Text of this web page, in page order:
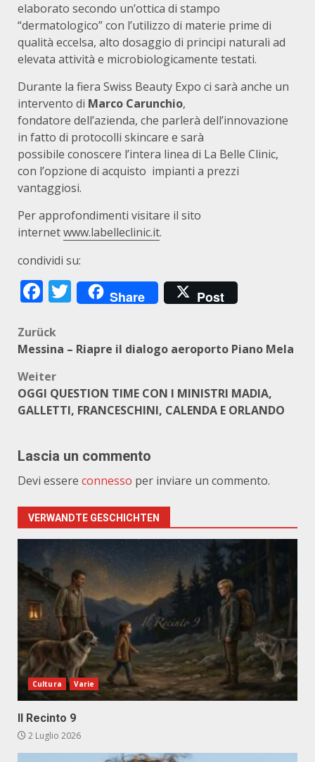
elaborato secondo un’ottica di stampo
“dermatologico” con l’utilizzo di materie prime di
qualità eccelsa, alto dosaggio di principi naturali ad
elevata attività e microbiologicamente testati.
Durante la fiera Swiss Beauty Expo ci sarà anche un
intervento di Marco Carunchio,
fondatore dell’azienda, che parlerà dell’innovazione
in fatto di protocolli skincare e sarà
possibile conoscere l’intera linea di La Belle Clinic,
con l’opzione di acquisto impianti a prezzi
vantaggiosi.
Per approfondimenti visitare il sito
internetwww.labelleclinic.it.
condividi su:
Facebook
Twitter
Share Post
Beitragsnavigation
Zurück
Messina – Riapre il dialogo aeroporto Piano Mela
Weiter
OGGI QUESTION TIME CON I MINISTRI MADIA,
GALLETTI, FRANCESCHINI, CALENDA E ORLANDO
Lascia un commento
Devi essere connesso per inviare un commento.
VERWANDTE GESCHICHTEN
Cultura Varie
Il Recinto 9
2 Luglio 2026